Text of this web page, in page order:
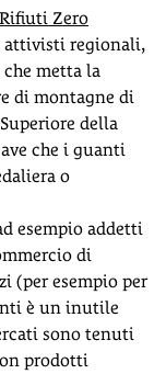
Zero
attivisti regionali,
metta la
di montagne di
della
che i guanti
o
esempio addetti
di
(per esempio per
è un inutile
sono tenuti
prodotti